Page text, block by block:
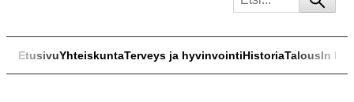
EtusivuYhteiskuntaTerveys ja hyvinvointiHistoriaTalousIn